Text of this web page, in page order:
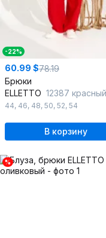
-22%
60.99 $78.19
Брюки
ELLETTO 12387 красный
44, 46, 48, 50, 52, 54
В корзину
%